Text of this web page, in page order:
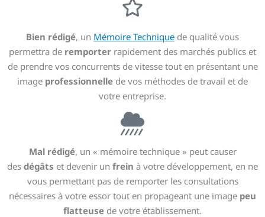
Bien rédigé, un Mémoire Technique de qualité vous
permettra de remporter rapidement des marchés publics et
de prendre vos concurrents de vitesse tout en présentant une
image professionnelle de vos méthodes de travail et de
votre entreprise.
Mal rédigé, un « mémoire technique » peut causer
des dégâts et devenir un frein à votre développement, en ne
vous permettant pas de remporter les consultations
nécessaires à votre essor tout en propageant une image peu
flatteuse de votre établissement.